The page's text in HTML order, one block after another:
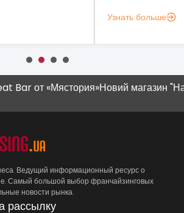
от «Мястория»Новий магазин "Наш
Ведущий информационный ресурс о
Самый большой выбор франчайзинговых
новости рынка.
рассылку